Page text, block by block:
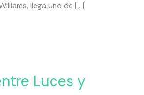
llega uno de […]
Luces y